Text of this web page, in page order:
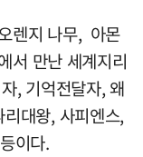
렌지 나무, 아몬
서 만난 세계지리
, 기억전달자, 왜
대왕, 사피엔스,
이다.